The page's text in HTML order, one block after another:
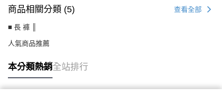
商品相關分類 (5) 查看全部
■ 長 褲 ║
人氣商品推薦
本分類熱銷全站排行